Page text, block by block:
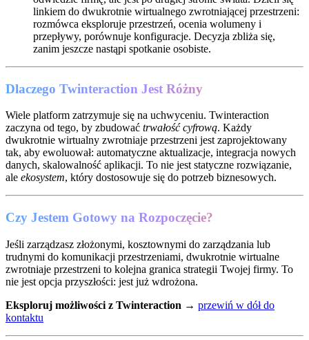
linkiem do dwukrotnie wirtualnego zwrotniającej przestrzeni:
rozmówca eksploruje przestrzeń, ocenia wolumeny i
przepływy, porównuje konfiguracje. Decyzja zbliża się,
zanim jeszcze nastąpi spotkanie osobiste.
Dlaczego Twinteraction Jest Różny
Wiele platform zatrzymuje się na uchwyceniu. Twinteraction
zaczyna od tego, by zbudować trwałość cyfrową. Każdy
dwukrotnie wirtualny zwrotniaje przestrzeni jest zaprojektowany
tak, aby ewoluował: automatyczne aktualizacje, integracja nowych
danych, skalowalność aplikacji. To nie jest statyczne rozwiązanie,
ale ekosystem, który dostosowuje się do potrzeb biznesowych.
Czy Jestem Gotowy na Rozpoczęcie?
Jeśli zarządzasz złożonymi, kosztownymi do zarządzania lub
trudnymi do komunikacji przestrzeniami, dwukrotnie wirtualne
zwrotniaje przestrzeni to kolejna granica strategii Twojej firmy. To
nie jest opcja przyszłości: jest już wdrożona.
Eksploruj możliwości z Twinteraction → przewiń w dół do
kontaktu